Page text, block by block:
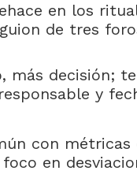
en los
de tres
más decisión;
y
con métricas
en